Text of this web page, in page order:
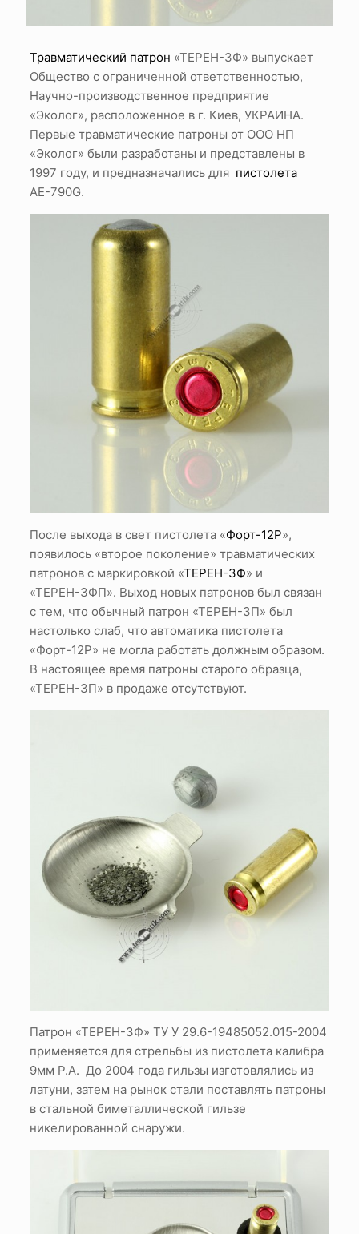
Травматический патрон «ТЕРЕН-3Ф» выпускает
Общество с ограниченной ответственностью,
Научно-производственное предприятие
«Эколог», расположенное в г. Киев, УКРАИНА.
Первые травматические патроны от ООО НП
«Эколог» были разработаны и представлены в
1997 году, и предназначались для пистолета
АЕ-790G.
После выхода в свет пистолета «Форт-12Р»,
появилось «второе поколение» травматических
патронов с маркировкой «ТЕРЕН-3Ф» и
«ТЕРЕН-3ФП». Выход новых патронов был связан
с тем, что обычный патрон «ТЕРЕН-3П» был
настолько слаб, что автоматика пистолета
«Форт-12Р» не могла работать должным образом.
В настоящее время патроны старого образца,
«ТЕРЕН-3П» в продаже отсутствуют.
Патрон «ТЕРЕН-3Ф» ТУ У 29.6-19485052.015-2004
применяется для стрельбы из пистолета калибра
9мм Р.А. До 2004 года гильзы изготовлялись из
латуни, затем на рынок стали поставлять патроны
в стальной биметаллической гильзе
никелированной снаружи.